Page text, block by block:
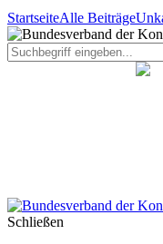
StartseiteAlle Beiträge
Schließen